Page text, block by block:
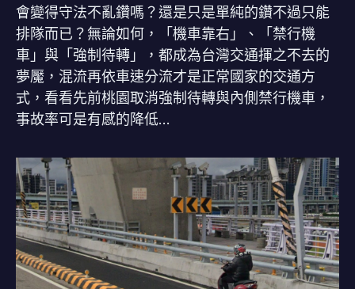
會變得守法不亂鑽嗎？還是只是單純的鑽不過只能
排隊而已？無論如何，「機車靠右」、「禁行機
車」與「強制待轉」，都成為台灣交通揮之不去的
夢魘，混流再依車速分流才是正常國家的交通方
式，看看先前桃園取消強制待轉與內側禁行機車，
事故率可是有感的降低…